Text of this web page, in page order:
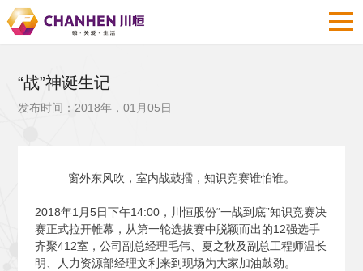
“战”神诞生记
发布时间：2018年，01月05日
窗外东风吹，室内战鼓擂，知识竞赛谁怕谁。
2018年1月5日下午14:00，川恒股份“一战到底”知识竞赛决
赛正式拉开帷幕，从第一轮选拔赛中脱颖而出的12强选手
齐聚412室，公司副总经理毛伟、夏之秋及副总工程师温长
明、人力资源部经理文利来到现场为大家加油鼓劲。